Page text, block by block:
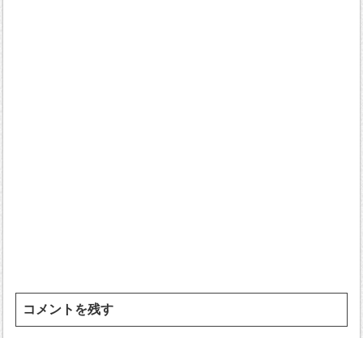
コメントを残す